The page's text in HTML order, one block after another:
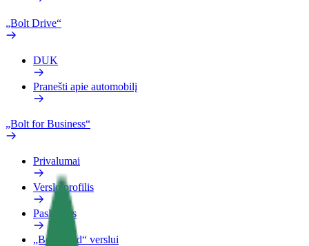
„Bolt Drive“
DUK
Pranešti apie automobilį
„Bolt for Business“
Privalumai
Verslo profilis
Paslaugos
„Bolt Food“ verslui